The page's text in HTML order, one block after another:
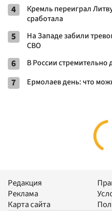
4
Кремль переиграл
сработала
5
На Западе забили
СВО
6 В России стремительно
7 Ермолаев день: что
Редакция
Реклама
Карта сайта